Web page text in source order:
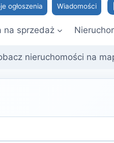
ogłoszenia Wiadomości
na sprzedaż
nieruchomości na